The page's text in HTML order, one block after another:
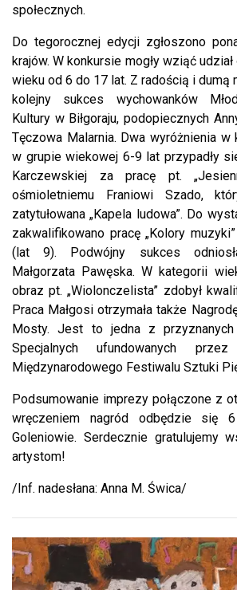
społecznych.
Do tegorocznej edycji zgłoszono
krajów. W konkursie mogły wziąć
wieku od 6 do 17 lat. Z radością i dumą
kolejny sukces wychowanków
Kultury w Biłgoraju, podopiecznych
Tęczowa Malarnia. Dwa wyróżnienia
w grupie wiekowej 6-9 lat przypadły
Karczewskiej za pracę pt.
ośmioletniemu Franiowi Szado,
zatytułowana „Kapela ludowa”. Do
zakwalifikowano pracę „Kolory
(lat 9). Podwójny sukces
Małgorzata Pawęska. W kategorii
obraz pt. „Wiolonczelista” zdobył
Praca Małgosi otrzymała także
Mosty. Jest to jedna z przyznanych
Specjalnych ufundowanych
Międzynarodowego Festiwalu Sztuki
Podsumowanie imprezy połączone z
wręczeniem nagród odbędzie się
Goleniowie. Serdecznie gratulujemy
artystom!
/Inf. nadesłana: Anna M. Świca/